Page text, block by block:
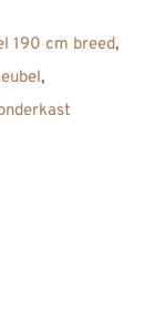
190 cm breed,
,